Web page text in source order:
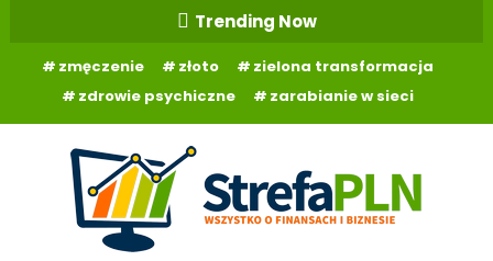
Content
Trending Now
zmęczenie złoto
zielona transformacja
zdrowie psychiczne
zarabianie w sieci